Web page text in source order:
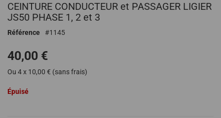
au
début
la
d’images
CEINTURE CONDUCTEUR et PASSAGER LIGIER
JS50 PHASE 1, 2 et 3
Référence 1145
40,00 €
Ou 4 x 10,00 € (sans frais)
Épuisé